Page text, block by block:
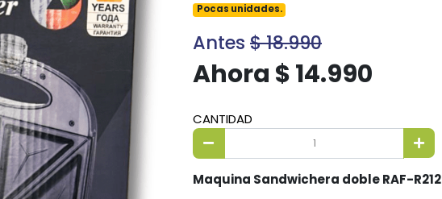
Pocas unidades.
Antes $ 18.990
Ahora $ 14.990
CANTIDAD
Maquina Sandwichera doble RAF-R212